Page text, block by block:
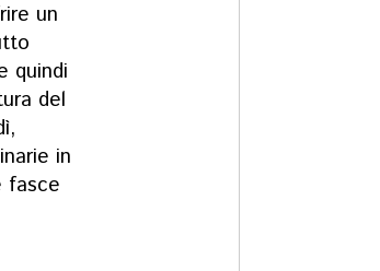
un
quindi
del
in
fasce